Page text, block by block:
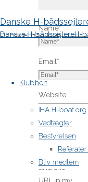
Danske H-
Dansk H-båd klub
Danske H-bådssejlereH-
Klubben
IHA H-boat.org
Vedtægter
Bestyrelsen
Bliv medlem
Name*
Email*
Website
Save
my name,
email,
and site